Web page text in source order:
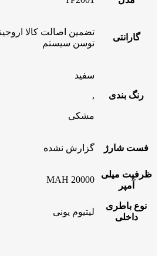
گارانتی
تضمین اصالت کالا
توسن سیستم
رنگ بندی
سفید
,
مشکی
فست شارژ گزارش نشده
ظرفیت میلی
آمپر
20000 MAH
نوع باطری
داخلی
لیتیوم یونی